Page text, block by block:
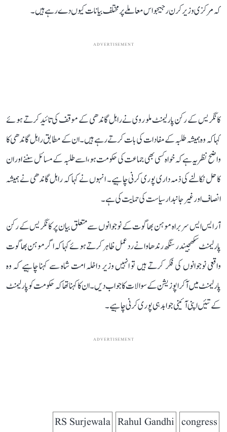
کہ مرکزی وزیر کرن رجیجو اس معاملے پر مختلف بیانات کیوں دے رہے ہیں۔
ADVERTISEMENT
کانگریس کے رکن پارلیمنٹ ملو روی نے راہل گاندھی کے موقف کی تائید کرتے ہوئے
کہا کہ وہ ہمیشہ طلبہ کے مفادات کی بات کرتے رہے ہیں۔ ان کے مطابق راہل گاندھی کا
واضح نظریہ ہے کہ خواہ کسی بھی جماعت کی حکومت ہو، اسے طلبہ کے مسائل سننے اور ان
کا حل نکالنے کی ذمہ داری پوری کرنی چاہیے۔ انہوں نے کہا کہ راہل گاندھی نے ہمیشہ
انصاف اور غیر جانبدار سیاست کی حمایت کی ہے۔
آر ایس ایس سربراہ موہن بھاگوت کے نوجوانوں سے متعلق بیان پر کانگریس کے رکن
پارلیمنٹ سکھجیندر سنگھ رندھاوا نے ردعمل ظاہر کرتے ہوئے کہا کہ اگر موہن بھاگوت
واقعی نوجوانوں کی فکر کرتے ہیں تو انہیں وزیر داخلہ امت شاہ سے کہنا چاہیے کہ وہ
پارلیمنٹ میں آکر اپوزیشن کے سوالات کا جواب دیں۔ ان کا کہنا تھا کہ حکومت کو پارلیمنٹ
کے تئیں اپنی آئینی جوابدہی پوری کرنی چاہیے۔
ADVERTISEMENT
congress
Rahul Gandhi
RS Surjewala